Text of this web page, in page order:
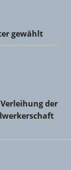
gewählt
gewählt
der
Mainz-
der